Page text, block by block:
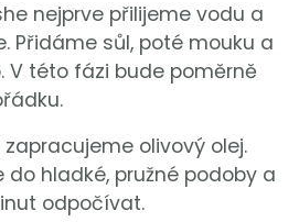
nejprve přilijeme vodu a
Přidáme sůl, poté mouku a
V této fázi bude poměrně
olivový olej.
hladké, pružné podoby a
odpočívat.